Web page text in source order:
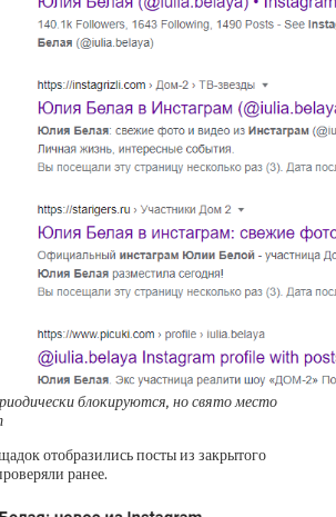
блокируются, но свято место
отобразились посты из закрытого
ранее.